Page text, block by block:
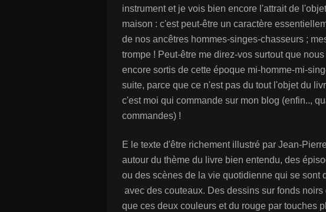
instrument et je vois bien encore l'attrait de
maison : c'est peut-être un caractère
de nos ancêtres hommes-singes-chasseurs ;
trompe ! Peut-être me direz-vos surtout que
encore sortis de cette époque mi-homme-mi-
suite, parce que ce n'est pas du tout l'objet du
c'est moi qui commande sur mon blog (enfin..,
commandes) !
E le texte d'être richement illustré par Jean-
autour du thème du livre bien entendu, des
ou des scènes de la vie quotidienne qui se sont
avec des couteaux. Des dessins sur fonds
que ces deux couleurs et du rouge par touches